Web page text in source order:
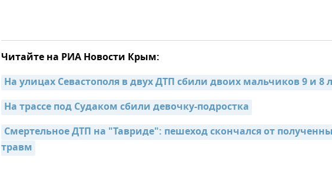
Читайте на РИА Новости Крым:
На улицах Севастополя в двух ДТП сбили двоих мальчиков 9 и 8
На трассе под Судаком сбили девочку-подростка
Смертельное ДТП на "Тавриде": пешеход скончался от
травм